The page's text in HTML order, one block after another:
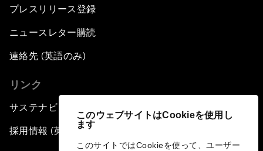
このウェブサイトはCookieを使用し
ます
このサイトではCookieを使って、ユーザー
プレスリリース登録
ニュースレター購読
連絡先 (英語のみ)
リンク
サステナビリティへの取り組み
採用情報 (英語のみ)